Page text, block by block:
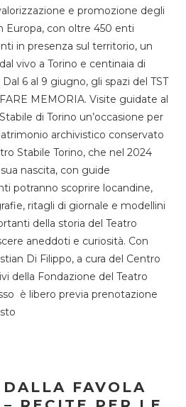
e promozione degli
Europa, con oltre 450 enti
in presenza sul territorio, un
vivo a Torino e centinaia di
6 al 9 giugno, gli spazi del TST
MEMORIA. Visite guidate al
di Torino un’occasione per
archivistico conservato
Stabile Torino, che nel 2024
nascita, con guide
potranno scoprire locandine,
ritagli di giornale e modellini
della storia del Teatro
aneddoti e curiosità. Con
Di Filippo, a cura del Centro
della Fondazione del Teatro
è libero previa prenotazione
FAVOLA